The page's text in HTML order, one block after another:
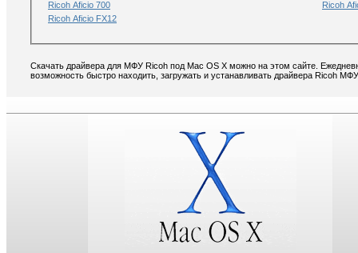
Ricoh Aficio 700
Ricoh
Ricoh Aficio FX12
Скачать драйвера для МФУ Ricoh под Mac OS X можно на этом сайте.
возможность быстро находить, загружать и устанавливать драйвера Ricoh